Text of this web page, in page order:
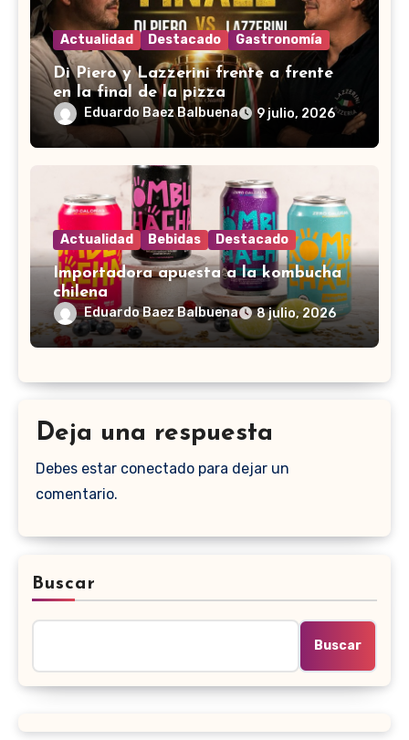
Actualidad Destacado Gastronomía
Di Piero y Lazzerini frente a frente
en la final de la pizza
Eduardo Baez Balbuena 9 julio, 2026
Actualidad Bebidas Destacado
Importadora apuesta a la kombucha
chilena
Eduardo Baez Balbuena 8 julio, 2026
Deja una respuesta
Debes estar conectado para dejar un
comentario.
Buscar
Buscar